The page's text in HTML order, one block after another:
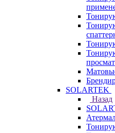
SOLARTEK
Назад